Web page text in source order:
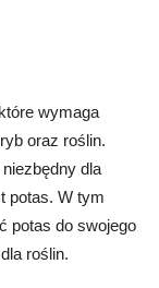
wymaga
oraz roślin.
dla
potas. W tym
potas do swojego
roślin.